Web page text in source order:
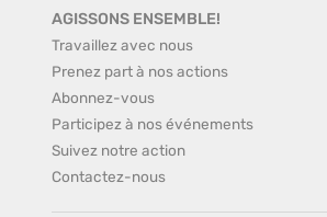
AGISSONS ENSEMBLE!
Travaillez avec nous
Prenez part à nos actions
Abonnez-vous
Participez à nos événements
Suivez notre action
Contactez-nous